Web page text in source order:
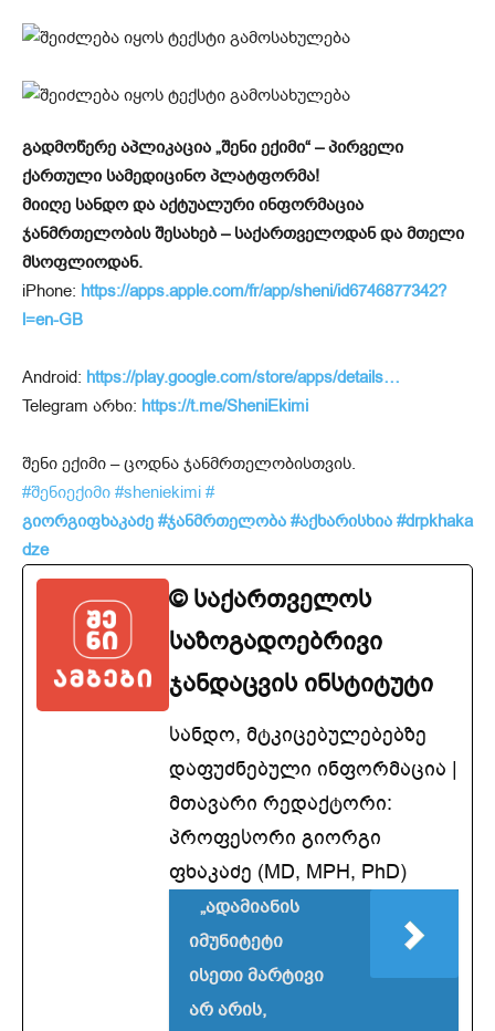
გადმოწერე აპლიკაცია „შენი ექიმი“ – პირველი
ქართული სამედიცინო პლატფორმა!
მიიღე სანდო და აქტუალური ინფორმაცია
ჯანმრთელობის შესახებ – საქართველოდან და მთელი
მსოფლიოდან.
iPhone: https://apps.apple.com/fr/app/sheni/id6746877342?
l=en-GB
Android: https://play.google.com/store/apps/details…
Telegram არხი: https://t.me/SheniEkimi
შენი ექიმი – ცოდნა ჯანმრთელობისთვის.
#შენიექიმი #sheniekimi #
გიორგიფხაკაძე #ჯანმრთელობა #აქხარისხია #drpkhaka
dze
© საქართველოს
საზოგადოებრივი
ჯანდაცვის ინსტიტუტი
სანდო, მტკიცებულებებზე
დაფუძნებული ინფორმაცია |
მთავარი რედაქტორი:
პროფესორი გიორგი
ფხაკაძე (MD, MPH, PhD)
„ადამიანის
იმუნიტეტი
ისეთი მარტივი
არ არის,